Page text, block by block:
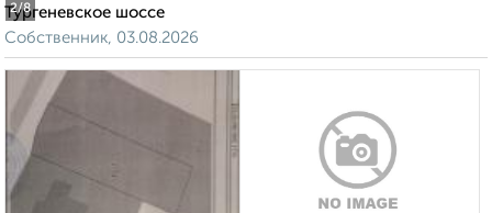
2/8
Тургеневское шоссе
Собственник, 03.08.2026